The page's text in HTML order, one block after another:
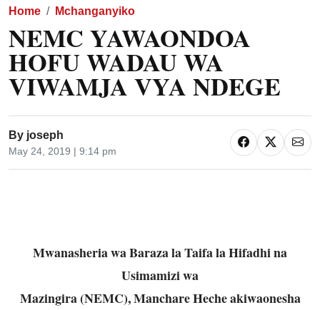
Home Mchanganyiko
NEMC YAWAONDOA
HOFU WADAU WA
VIWAMJA VYA NDEGE
By joseph
May 24, 2019 | 9:14 pm
Mwanasheria wa Baraza la Taifa la Hifadhi na
Usimamizi wa
Mazingira (NEMC), Manchare Heche akiwaonesha